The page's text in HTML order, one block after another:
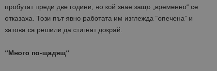
пробутат преди две години, но кой знае защо „временно“ се
отказаха. Този път явно работата им изглежда “опечена” и
затова са решили да стигнат докрай.
“Много по-щадящ“